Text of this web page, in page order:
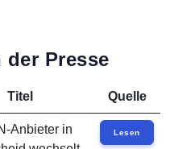
der Presse
Titel Quelle
Anbieter in
Lesen